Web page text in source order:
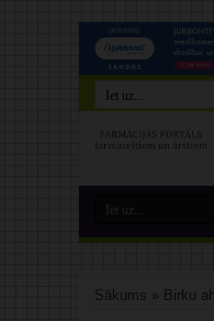
Sākums » Birku